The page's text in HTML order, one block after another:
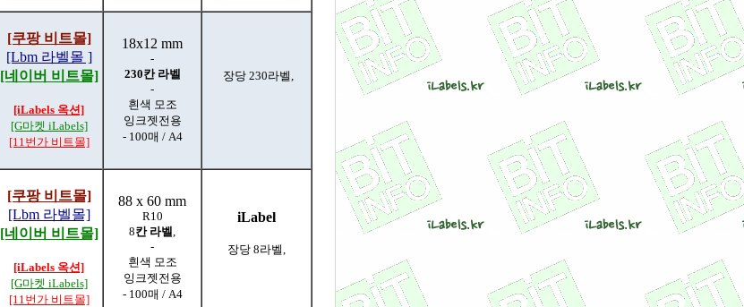
[쿠팡 비트몰]
[Lbm 라벨몰 ]
[네이버 비트몰]
[iLabels 옥션]
[G마켓 iLabels]
[11번가 비트몰]
18x12 mm
-
230칸 라벨
-
흰색 모조
잉크젯전용
- 100매 / A4
장당 230라벨,
[쿠팡 비트몰]
[Lbm 라벨몰]
[네이버 비트몰]
[iLabels 옥션]
[G마켓 iLabels]
[11번가 비트몰]
88 x 60 mm
R10
8칸 라벨
-
흰색 모조
잉크젯전용
- 100매 / A4
iLabel
장당 8라벨,